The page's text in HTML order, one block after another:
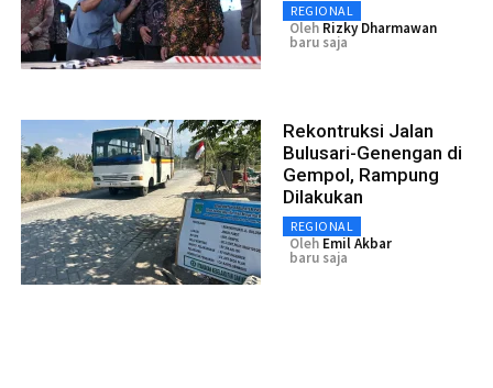
REGIONAL
Oleh Rizky Dharmawan
baru saja
Rekontruksi Jalan
Bulusari-Genengan di
Gempol, Rampung
Dilakukan
REGIONAL
Oleh Emil Akbar
baru saja